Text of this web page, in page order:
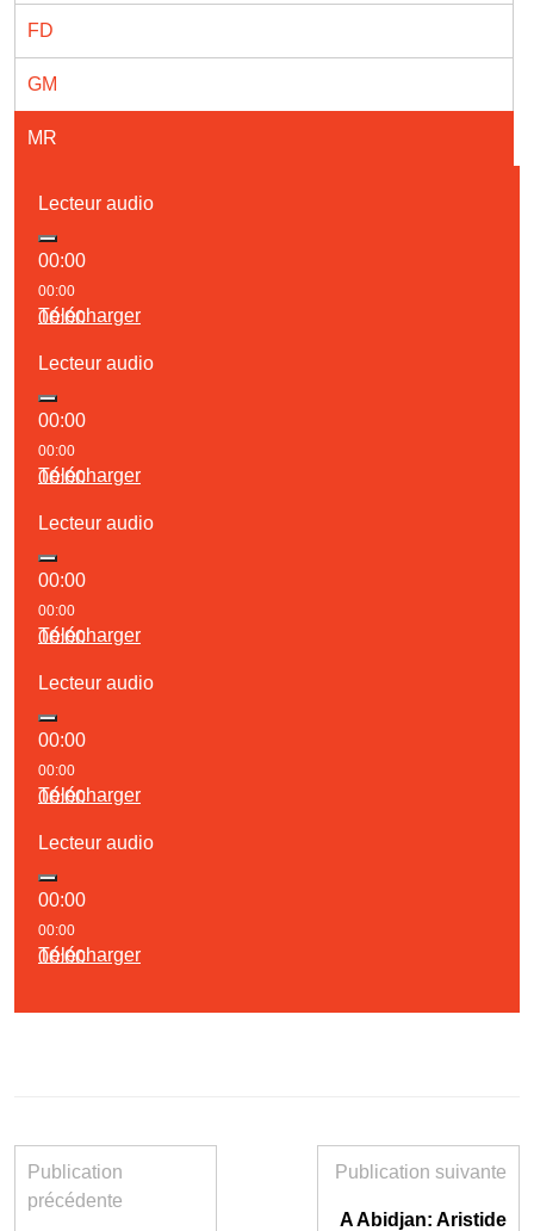
FD
GM
MR
Lecteur audio
00:00
00:00
00:00
Télécharger
Lecteur audio
00:00
00:00
00:00
Télécharger
Lecteur audio
00:00
00:00
00:00
Télécharger
Lecteur audio
00:00
00:00
00:00
Télécharger
Lecteur audio
00:00
00:00
00:00
Télécharger
Publication
précédente
Publication suivante
A Abidjan: Aristide